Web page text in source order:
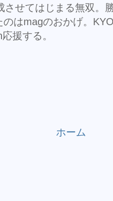
させてはじまる無双。
はmagのおかげ。
援する。
ホーム